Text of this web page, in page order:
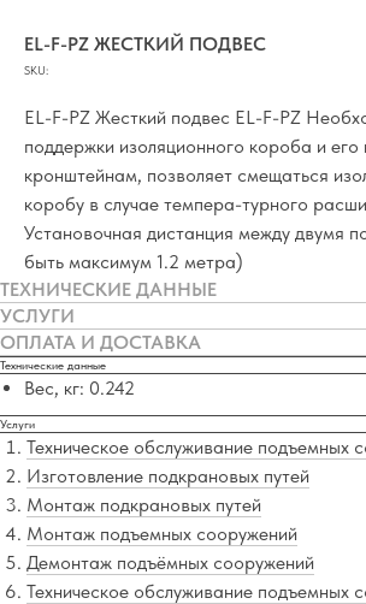
EL-F-PZ ЖЕСТКИЙ ПОДВЕС
SKU:
EL-F-PZ Жесткий подвес EL-F-PZ
поддержки изоляционного короба и его
кронштейнам, позволяет смещаться
коробу в случае темпера-турного
Установочная дистанция между двумя
быть максимум 1.2 метра)
ТЕХНИЧЕСКИЕ ДАННЫЕ
УСЛУГИ
ОПЛАТА И ДОСТАВКА
Технические данные
Вес, кг: 0.242
Услуги
Техническое обслуживание подъемных
Изготовление подкрановых путей
Монтаж подкрановых путей
Монтаж подъемных сооружений
Демонтаж подъёмных сооружений
Техническое обслуживание подъемных